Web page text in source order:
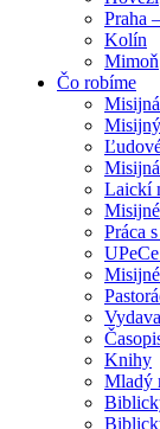
Praha
Kolín
Mimoň
Čo robíme
Laickí
Práca
Knihy
Mladý